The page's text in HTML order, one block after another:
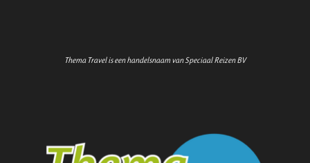
Thema Travel is een handelsnaam van Speciaal Reizen BV